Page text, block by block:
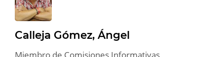
Calleja Gómez, Ángel
Miembro de Comisiones Informativas